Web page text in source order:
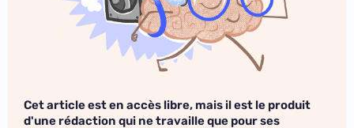
Cet article est en accès libre, mais il est le produit
d'une rédaction qui ne travaille que pour ses